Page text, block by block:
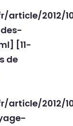
article/2012/
[11-
de
article/2012/